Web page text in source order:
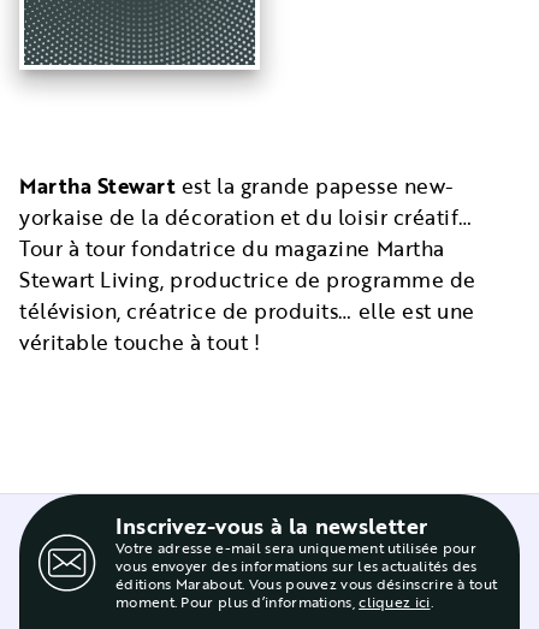
Martha Stewart est la grande papesse new-
yorkaise de la décoration et du loisir créatif…
Tour à tour fondatrice du magazine Martha
Stewart Living, productrice de programme de
télévision, créatrice de produits… elle est une
véritable touche à tout !
Inscrivez-vous à la newsletter
Votre adresse e-mail sera uniquement utilisée pour
vous envoyer des informations sur les actualités des
éditions Marabout. Vous pouvez vous désinscrire à tout
moment. Pour plus d’informations,cliquez ici.